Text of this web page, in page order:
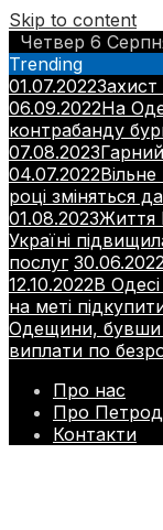
Skip to content
Четвер 6
Trending
01.07.2022
06.09.2022На
контрабанду
07.08.2023
04.07.2022
році зміняться
01.08.2023Життя
Україні
послуг
12.10.2022В
на меті
Одещини, бувши
виплати по
Про нас
Про
Контакти